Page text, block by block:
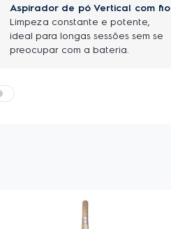
Aspirador de pó Vertical com fio
Limpeza constante e potente,
ideal para longas sessões sem se
preocupar com a bateria.